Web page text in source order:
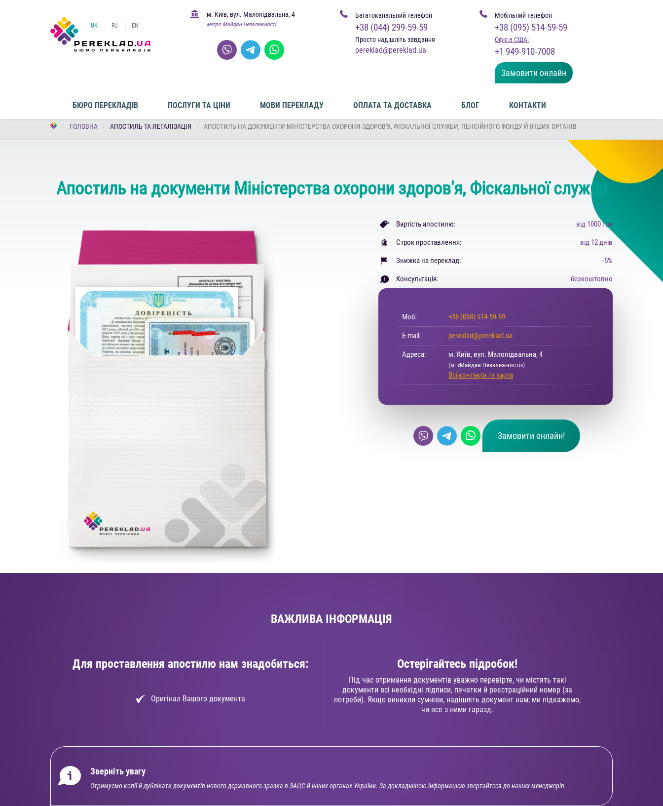
UK RU EN
м. Київ, вул. Малопідвальна, 4
метро Майдан Незалежності
Багатоканальний телефон
+38 (044) 299-59-59
Просто надішліть завдання
pereklad@pereklad.ua
Мобільний телефон
+38 (095) 514-59-59
Офіс в США:
+1 949-910-7008
Замовити онлайн
БЮРО ПЕРЕКЛАДІВ ПОСЛУГИ ТА ЦІНИ МОВИ ПЕРЕКЛАДУ ОПЛАТА ТА ДОСТАВКА БЛОГ КОНТАКТИ
ГОЛОВНА АПОСТИЛЬ ТА ЛЕГАЛІЗАЦІЯ АПОСТИЛЬ НА ДОКУМЕНТИ МІНІСТЕРСТВА ОХОРОНИ ЗДОРОВ'Я, ФІСКАЛЬНОЇ СЛУЖБИ, ПЕНСІЙНОГО ФОНДУ Й ІНШИХ ОРГАНІВ
Апостиль на документи Міністерства охорони здоров'я, Фіскальної служби
Вартість апостилю: від 1000 грн
Строк проставлення: від 12 днів
Знижка на переклад: -5%
Консультація: безкоштовно
Моб: +38 (098) 514-59-59
E-mail: pereklad@pereklad.ua
Адреса: м. Київ, вул. Малопідвальна, 4
(м. «Майдан Незалежності»)
Всі контакти та карта
Замовити онлайн!
ВАЖЛИВА ІНФОРМАЦІЯ
Для проставлення апостилю нам знадобиться:
Оригінал Вашого документа
Остерігайтесь підробок!
Під час отримання документів уважно перевірте, чи містять такі
документи всі необхідні підписи, печатки й реєстраційний номер (за
потреби). Якщо виникли сумніви, надішліть документ нам; ми підкажемо,
чи все з ними гаразд.
Зверніть увагу
Отримуємо копії й дублікати документів нового державного зразка в ЗАЦС й інших органах України. За докладнішою інформацією звертайтеся до наших менеджерів.